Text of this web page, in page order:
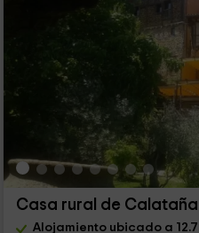
Casa rural de
Alojamiento ubicado a